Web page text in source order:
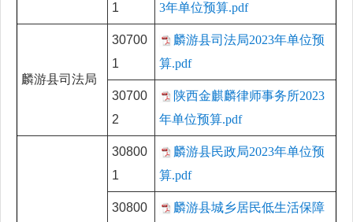
1
3年单位预算.pdf
麟游县司法局
30700
1
麟游县司法局2023年单位预
算.pdf
30700
2
陕西金麒麟律师事务所2023
年单位预算.pdf
30800
1
麟游县民政局2023年单位预
算.pdf
30800
麟游县城乡居民低生活保障